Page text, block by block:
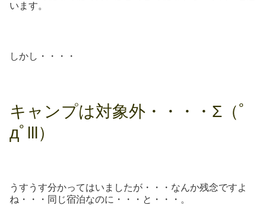
います。
しかし・・・・
キャンプは対象外・・・・Σ（ﾟ
дﾟlll）
うすうす分かってはいましたが・・・なんか残念ですよ
ね・・・同じ宿泊なのに・・・と・・・。